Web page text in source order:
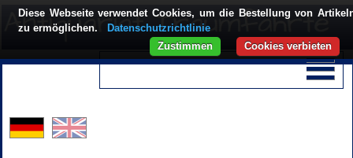
Diese Webseite verwendet Cookies, um die Bestellung von
zu ermöglichen.
Datenschutzrichtlinie
Cookies verbieten
Zustimmen